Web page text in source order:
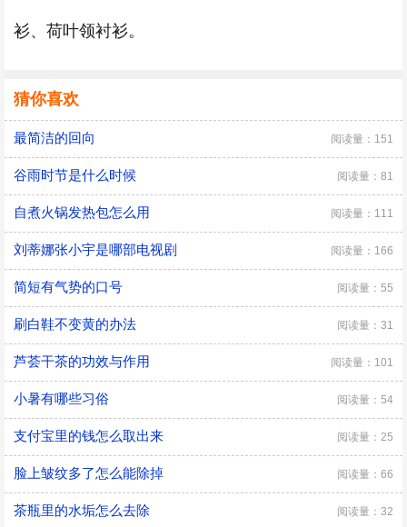
衫、荷叶领衬衫。
猜你喜欢
最简洁的回向 阅读量：151
谷雨时节是什么时候 阅读量：81
自煮火锅发热包怎么用 阅读量：111
刘蒂娜张小宇是哪部电视剧 阅读量：166
简短有气势的口号 阅读量：55
刷白鞋不变黄的办法 阅读量：31
芦荟干茶的功效与作用 阅读量：101
小暑有哪些习俗 阅读量：54
支付宝里的钱怎么取出来 阅读量：25
脸上皱纹多了怎么能除掉 阅读量：66
茶瓶里的水垢怎么去除 阅读量：32